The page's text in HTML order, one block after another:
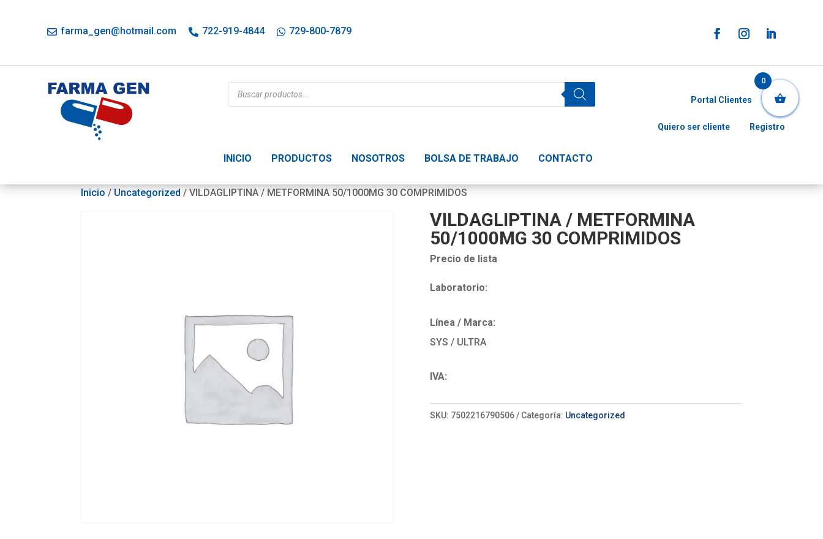
farma_gen@hotmail.com 722-919-4844 729-800-7879
Búsqueda
de
productos
INICIO PRODUCTOS NOSOTROS BOLSA DE TRABAJO CONTACTO
Portal Clientes
Quiero ser cliente Registro
Inicio / Uncategorized / VILDAGLIPTINA / METFORMINA 50/1000MG 30 COMPRIMIDOS
VILDAGLIPTINA / METFORMINA
50/1000MG 30 COMPRIMIDOS
Precio de lista
Laboratorio:
Línea / Marca:
SYS / ULTRA
IVA:
SKU: 7502216790506 Categoría: Uncategorized
0